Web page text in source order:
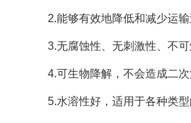
2.能够有效地降低和减少运
3.无腐蚀性、无刺激性、不
4.可生物降解，不会造成二次
5.水溶性好，适用于各种类型